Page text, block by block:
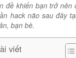
khiến bạn trở
hack não sau đây
bạn bè.
viết